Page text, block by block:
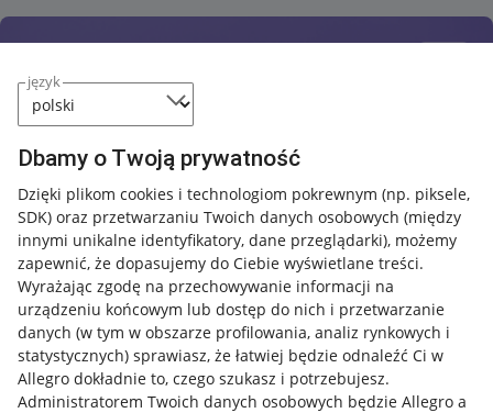
język
Dbamy o Twoją prywatność
Dzięki plikom cookies i technologiom pokrewnym (np. piksele,
SDK) oraz przetwarzaniu Twoich danych osobowych (między
innymi unikalne identyfikatory, dane przeglądarki), możemy
zapewnić, że dopasujemy do Ciebie wyświetlane treści.
Wyrażając zgodę na przechowywanie informacji na
urządzeniu końcowym lub dostęp do nich i przetwarzanie
danych (w tym w obszarze profilowania, analiz rynkowych i
statystycznych) sprawiasz, że łatwiej będzie odnaleźć Ci w
Allegro dokładnie to, czego szukasz i potrzebujesz.
Administratorem Twoich danych osobowych będzie Allegro a